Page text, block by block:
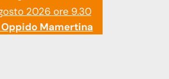
2026 ore 9.30
Mamertina